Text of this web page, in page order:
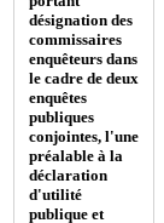
désignation des
commissaires
enquêteurs dans
le cadre de deux
enquêtes
publiques
conjointes, l'une
préalable à la
déclaration
d'utilité
publique et